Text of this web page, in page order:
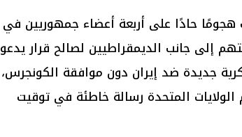
هجومًا حادًا على أربعة أعضاء جمهوريين في
إلى جانب الديمقراطيين لصالح قرار يدعو
جديدة ضد إيران دون موافقة الكونجرس،
المتحدة رسالة خاطئة في توقيت